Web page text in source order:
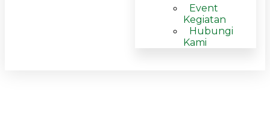
Event
Kegiatan
Hubungi
Kami